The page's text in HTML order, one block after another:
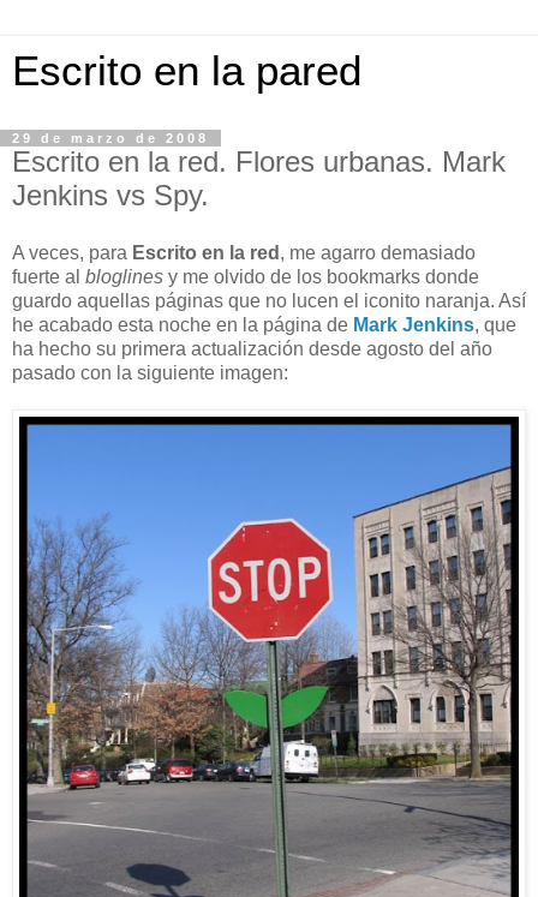
Escrito en la pared
29 de marzo de 2008
Escrito en la red. Flores urbanas. Mark
Jenkins vs Spy.
A veces, para Escrito en la red , me agarro demasiado
fuerte al bloglines y me olvido de los bookmarks donde
guardo aquellas páginas que no lucen el iconito naranja. Así
he acabado esta noche en la página de Mark Jenkins, que
ha hecho su primera actualización desde agosto del año
pasado con la siguiente imagen: